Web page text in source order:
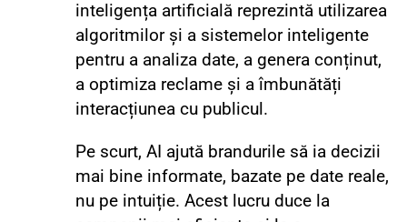
inteligența artificială reprezintă utilizarea
algoritmilor și a sistemelor inteligente
pentru a analiza date, a genera conținut,
a optimiza reclame și a îmbunătăți
interacțiunea cu publicul.
Pe scurt, AI ajută brandurile să ia decizii
mai bine informate, bazate pe date reale,
nu pe intuiție. Acest lucru duce la